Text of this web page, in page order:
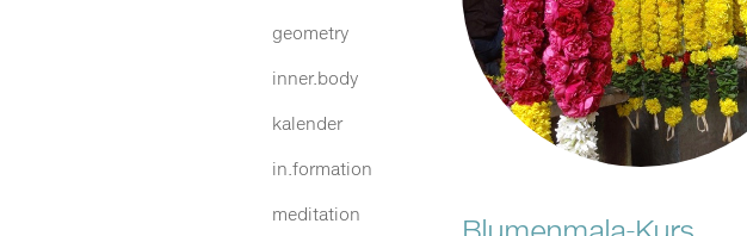
geometry
inner.body
kalender
in.formation
meditation